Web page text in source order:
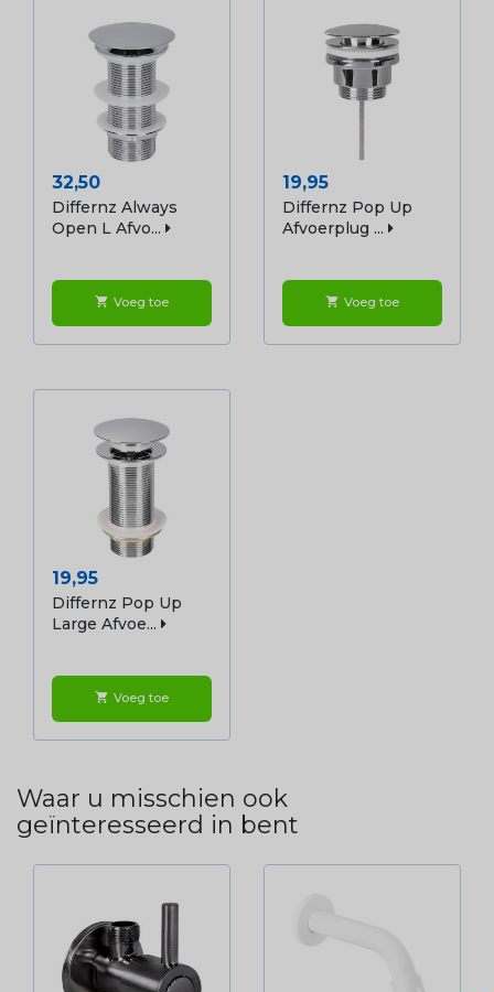
Prijs
32,50
Differnz Always
Open L Afvo...
shopping_cart Voeg toe
Prijs
19,95
Differnz Pop Up
Afvoerplug ...
shopping_cart Voeg toe
Prijs
19,95
Differnz Pop Up
Large Afvoe...
shopping_cart Voeg toe
Waar u misschien ook
geïnteresseerd in bent